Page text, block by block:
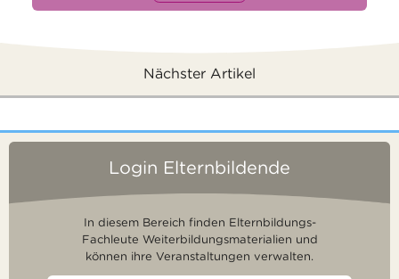
Nächster Artikel
Login Elternbildende
In diesem Bereich finden Elternbildungs-
Fachleute Weiterbildungsmaterialien und
können ihre Veranstaltungen verwalten.